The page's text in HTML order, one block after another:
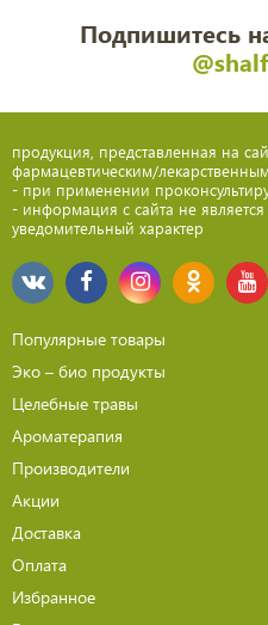
Подпишитесь
продукция, представленная на
фармацевтическим/
- при применении
- информация с сайта не
уведомительный характер
Популярные товары
Эко – био продукты
Целебные травы
Ароматерапия
Производители
Акции
Доставка
Оплата
Избранное